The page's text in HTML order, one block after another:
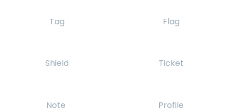
Tag Flag
Shield Ticket
Note Profile